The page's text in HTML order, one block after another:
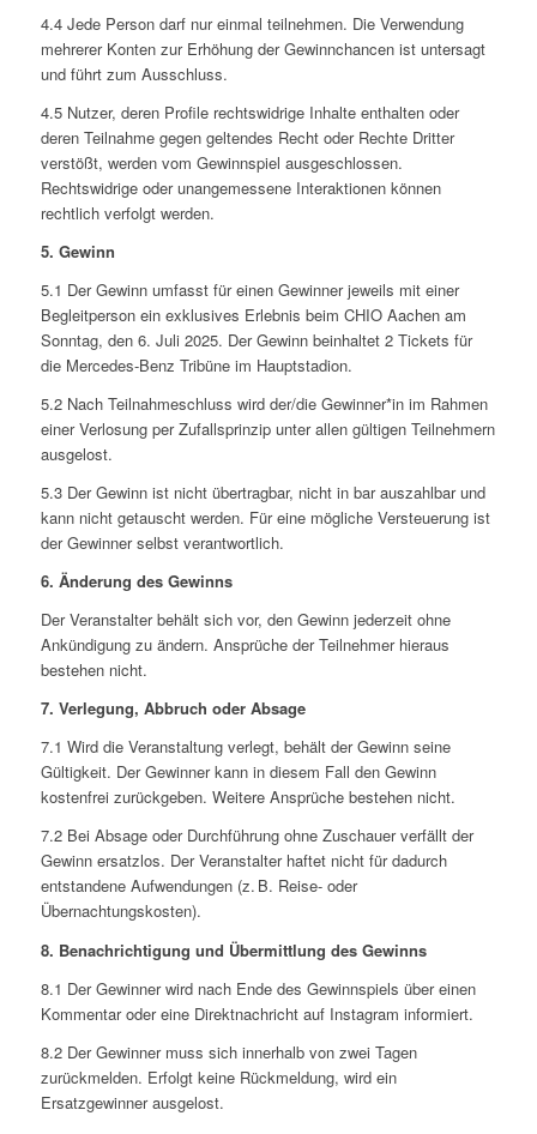
4.4 Jede Person darf nur einmal teilnehmen. Die Verwendung
mehrerer Konten zur Erhöhung der Gewinnchancen ist untersagt
und führt zum Ausschluss.
4.5 Nutzer, deren Profile rechtswidrige Inhalte enthalten oder
deren Teilnahme gegen geltendes Recht oder Rechte Dritter
verstößt, werden vom Gewinnspiel ausgeschlossen.
Rechtswidrige oder unangemessene Interaktionen können
rechtlich verfolgt werden.
5. Gewinn
5.1 Der Gewinn umfasst für einen Gewinner jeweils mit einer
Begleitperson ein exklusives Erlebnis beim CHIO Aachen am
Sonntag, den 6. Juli 2025. Der Gewinn beinhaltet 2 Tickets für
die Mercedes-Benz Tribüne im Hauptstadion.
5.2 Nach Teilnahmeschluss wird der/die Gewinner*in im Rahmen
einer Verlosung per Zufallsprinzip unter allen gültigen Teilnehmern
ausgelost.
5.3 Der Gewinn ist nicht übertragbar, nicht in bar auszahlbar und
kann nicht getauscht werden. Für eine mögliche Versteuerung ist
der Gewinner selbst verantwortlich.
6. Änderung des Gewinns
Der Veranstalter behält sich vor, den Gewinn jederzeit ohne
Ankündigung zu ändern. Ansprüche der Teilnehmer hieraus
bestehen nicht.
7. Verlegung, Abbruch oder Absage
7.1 Wird die Veranstaltung verlegt, behält der Gewinn seine
Gültigkeit. Der Gewinner kann in diesem Fall den Gewinn
kostenfrei zurückgeben. Weitere Ansprüche bestehen nicht.
7.2 Bei Absage oder Durchführung ohne Zuschauer verfällt der
Gewinn ersatzlos. Der Veranstalter haftet nicht für dadurch
entstandene Aufwendungen (z. B. Reise- oder
Übernachtungskosten).
8. Benachrichtigung und Übermittlung des Gewinns
8.1 Der Gewinner wird nach Ende des Gewinnspiels über einen
Kommentar oder eine Direktnachricht auf Instagram informiert.
8.2 Der Gewinner muss sich innerhalb von zwei Tagen
zurückmelden. Erfolgt keine Rückmeldung, wird ein
Ersatzgewinner ausgelost.